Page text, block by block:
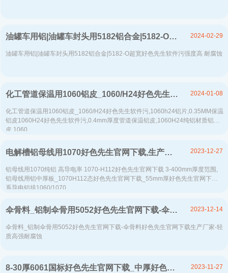
油罐车用铝|油罐车封头用5182铝合金|5182-O超宽好色先生软件污强度高 耐腐蚀
油罐车用铝|油罐车封头用5182铝合金|5182-O超宽好色先生软件污强度高 耐腐蚀
2024-02-29
化工管道保温用1060铝皮_1060/H24好色先生软件污-保温防腐好色先生软件污-热损耗低-低碳节能-在线报价
化工管道保温用1060铝皮_1060/H24好色先生软件污,1060h24铝片,0.35MM保温
铝皮1060H24好色先生软件污,0.4mm厚度管道保温铝皮,1060H24纯铝材质铝
皮,1060...
2024-01-08
电解槽铝母线用1070好色先生官网下载,生产厂家定做3-400mm厚度范围
铝母线用1070纯铝 高导电率 1070-H112好色先生官网下载 3-400mm厚度范围,
铝母线用铝中厚板_1070H112态好色先生官网下载_55mm厚好色先生官网下载,1
系导电铝排1060/1070...
2023-12-27
伞骨料_铝制伞骨用5052好色先生官网下载-伞骨料好色先生官网下载生产厂家-轻质高强耐腐蚀
伞骨料_铝制伞骨用5052好色先生官网下载-伞骨料好色先生官网下载生产厂家-轻
质高强耐腐蚀
2023-12-14
8-30厚6061国标好色先生官网下载_中厚好色先生官网下载_6061-T6中厚好色先生官网下载 2023-11-27